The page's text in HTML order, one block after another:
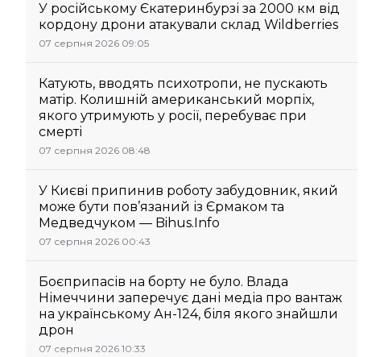
У російському Єкатеринбурзі за 2000 км від
кордону дрони атакували склад Wildberries
07 серпня 2026 09:05
Катують, вводять психотропи, не пускають
матір. Колишній американський морпіх,
якого утримують у росії, перебуває при
смерті
07 серпня 2026 08:48
У Києві припинив роботу забудовник, який
може бути пов’язаний із Єрмаком та
Медведчуком — Bihus.Info
07 серпня 2026 00:43
Боєприпасів на борту не було. Влада
Німеччини заперечує дані медіа про вантаж
на українському Ан-124, біля якого знайшли
дрон
07 серпня 2026 10:33